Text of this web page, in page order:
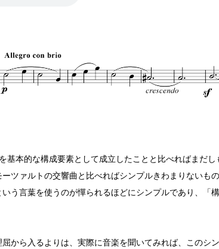
基本的な構成要素として成立したことと比べればまだ
ツァルトの交響曲と比べればシンプルきわまりないもの
う言葉を使うのが憚られるほどにシンプルであり、「
から入るよりは、実際に音楽を聞いてみれば、このシ